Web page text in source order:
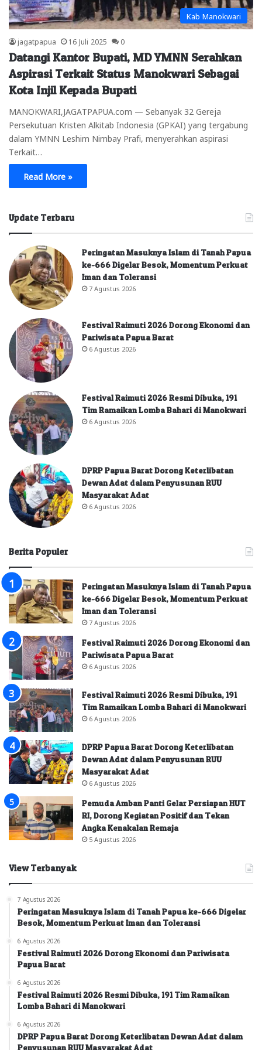
Kab Manokwari
jagatpapua 16 Juli 2025 0
Datangi Kantor Bupati, MD YMNN Serahkan
Aspirasi Terkait Status Manokwari Sebagai
Kota Injil Kepada Bupati
MANOKWARI,JAGATPAPUA.com — Sebanyak 32 Gereja
Persekutuan Kristen Alkitab Indonesia (GPKAI) yang tergabung
dalam YMNN Leshim Nimbay Prafi, menyerahkan aspirasi
Terkait…
Read More »
Update Terbaru
Peringatan Masuknya Islam di Tanah Papua
ke-666 Digelar Besok, Momentum Perkuat
Iman dan Toleransi
7 Agustus 2026
Festival Raimuti 2026 Dorong Ekonomi dan
Pariwisata Papua Barat
6 Agustus 2026
Festival Raimuti 2026 Resmi Dibuka, 191
Tim Ramaikan Lomba Bahari di Manokwari
6 Agustus 2026
DPRP Papua Barat Dorong Keterlibatan
Dewan Adat dalam Penyusunan RUU
Masyarakat Adat
6 Agustus 2026
Berita Populer
Peringatan Masuknya Islam di Tanah Papua
ke-666 Digelar Besok, Momentum Perkuat
Iman dan Toleransi
7 Agustus 2026
Festival Raimuti 2026 Dorong Ekonomi dan
Pariwisata Papua Barat
6 Agustus 2026
Festival Raimuti 2026 Resmi Dibuka, 191
Tim Ramaikan Lomba Bahari di Manokwari
6 Agustus 2026
DPRP Papua Barat Dorong Keterlibatan
Dewan Adat dalam Penyusunan RUU
Masyarakat Adat
6 Agustus 2026
Pemuda Amban Panti Gelar Persiapan HUT
RI, Dorong Kegiatan Positif dan Tekan
Angka Kenakalan Remaja
5 Agustus 2026
View Terbanyak
7 Agustus 2026
Peringatan Masuknya Islam di Tanah Papua ke-666 Digelar
Besok, Momentum Perkuat Iman dan Toleransi
6 Agustus 2026
Festival Raimuti 2026 Dorong Ekonomi dan Pariwisata
Papua Barat
6 Agustus 2026
Festival Raimuti 2026 Resmi Dibuka, 191 Tim Ramaikan
Lomba Bahari di Manokwari
6 Agustus 2026
DPRP Papua Barat Dorong Keterlibatan Dewan Adat dalam
Penyusunan RUU Masyarakat Adat